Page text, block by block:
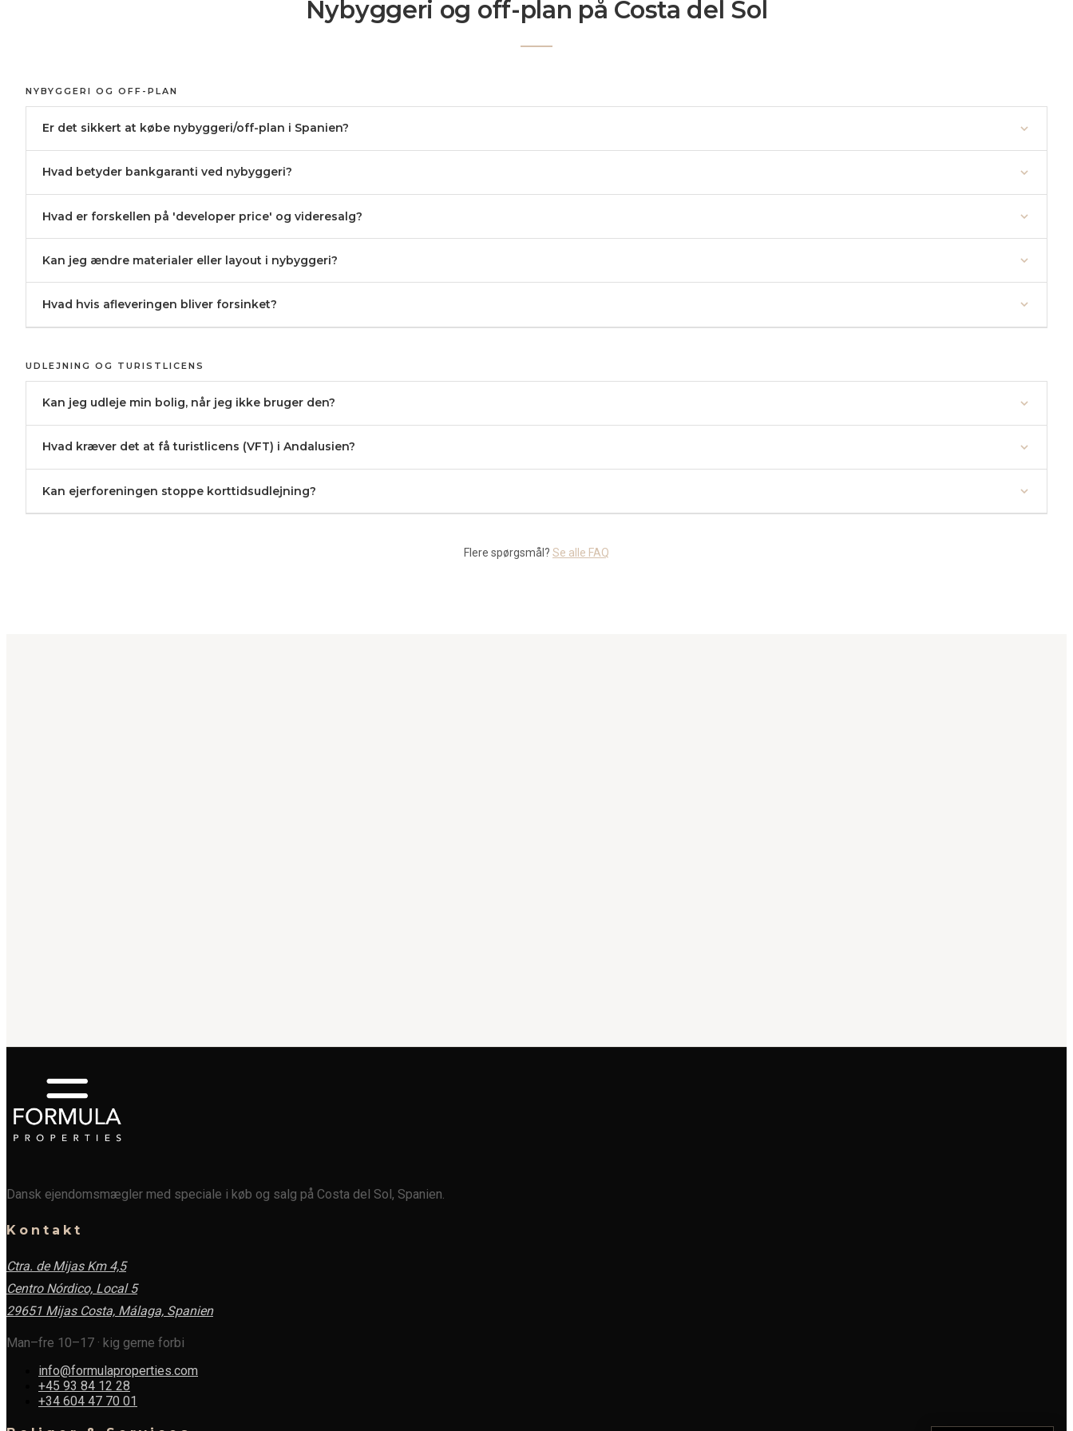
Nybyggeri og off-plan på Costa del Sol
NYBYGGERI OG OFF-PLAN
Er det sikkert at købe nybyggeri/off-plan i Spanien?
Hvad betyder bankgaranti ved nybyggeri?
Hvad er forskellen på 'developer price' og videresalg?
Kan jeg ændre materialer eller layout i nybyggeri?
Hvad hvis afleveringen bliver forsinket?
UDLEJNING OG TURISTLICENS
Kan jeg udleje min bolig, når jeg ikke bruger den?
Hvad kræver det at få turistlicens (VFT) i Andalusien?
Kan ejerforeningen stoppe korttidsudlejning?
Flere spørgsmål? Se alle FAQ
Dansk ejendomsmægler med speciale i køb og salg på Costa del Sol, Spanien.
Kontakt
Ctra. de Mijas Km 4,5
Centro Nórdico, Local 5
29651 Mijas Costa, Málaga, Spanien
Man–fre 10–17 · kig gerne forbi
info@formulaproperties.com
+45 93 84 12 28
+34 604 47 70 01